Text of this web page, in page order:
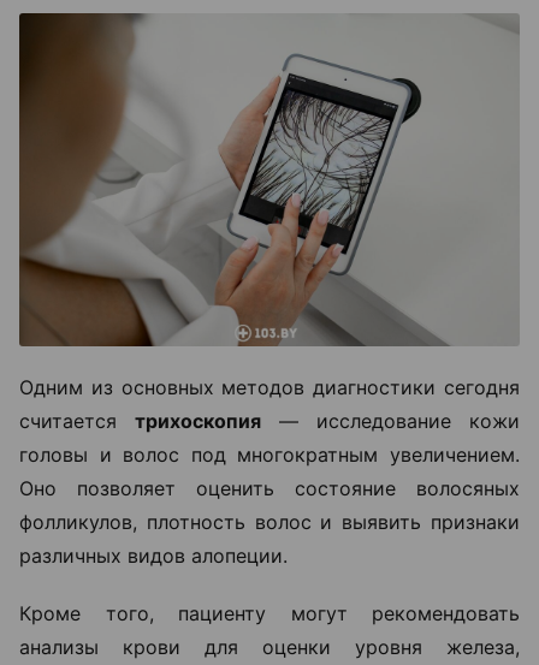
Одним из основных методов диагностики сегодня
считается трихоскопия — исследование кожи
головы и волос под многократным увеличением.
Оно позволяет оценить состояние волосяных
фолликулов, плотность волос и выявить признаки
различных видов алопеции.
Кроме того, пациенту могут рекомендовать
анализы крови для оценки уровня железа,